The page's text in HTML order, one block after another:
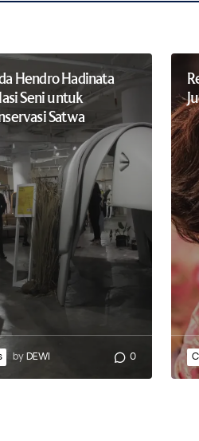
Hendro Hadinata
Seni untuk
Satwa
by DEWI 0